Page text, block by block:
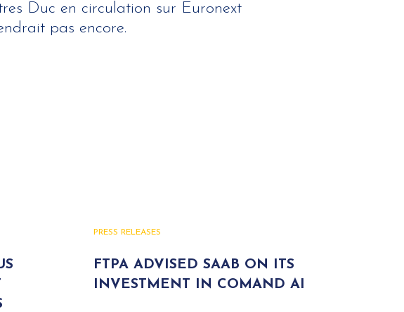
Duc en circulation sur Euronext
pas encore.
PRESS RELEASES
FTPA ADVISED SAAB ON ITS
INVESTMENT IN COMAND AI